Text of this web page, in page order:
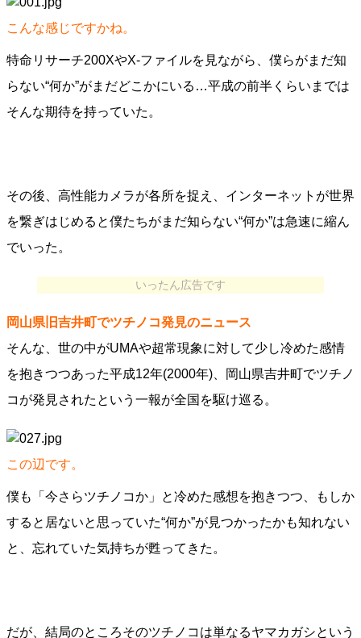
こんな感じですかね。
特命リサーチ200XやX-ファイルを見ながら、僕らがまだ知
らない“何か”がまだどこかにいる…平成の前半くらいまでは
そんな期待を持っていた。
その後、高性能カメラが各所を捉え、インターネットが世界
を繋ぎはじめると僕たちがまだ知らない“何か”は急速に縮ん
でいった。
いったん広告です
岡山県旧吉井町でツチノコ発見のニュース
そんな、世の中がUMAや超常現象に対して少し冷めた感情
を抱きつつあった平成12年(2000年)、岡山県吉井町でツチノ
コが発見されたという一報が全国を駆け巡る。
この辺です。
僕も「今さらツチノコか」と冷めた感想を抱きつつ、もしか
すると居ないと思っていた“何か”が見つかったかも知れない
と、忘れていた気持ちが甦ってきた。
だが、結局のところそのツチノコは単なるヤマカガシという